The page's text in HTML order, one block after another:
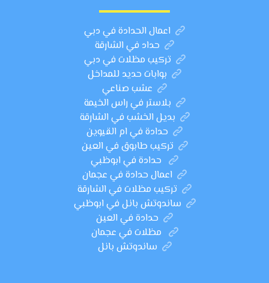
اعمال الحدادة في دبي
حداد في الشارقة
تركيب مظلات في دبي
بوابات حديد للمداخل
عشب صناعي
بلاستر في راس الخيمة
بديل الخشب في الشارقة
حدادة في ام القيوين
تركيب طابوق في العين
حدادة في ابوظبي
اعمال حدادة في عجمان
تركيب مظلات في الشارقة
ساندوتش بانل في ابوظبي
حدادة في العين
مظلات في عجمان
ساندوتش بانل